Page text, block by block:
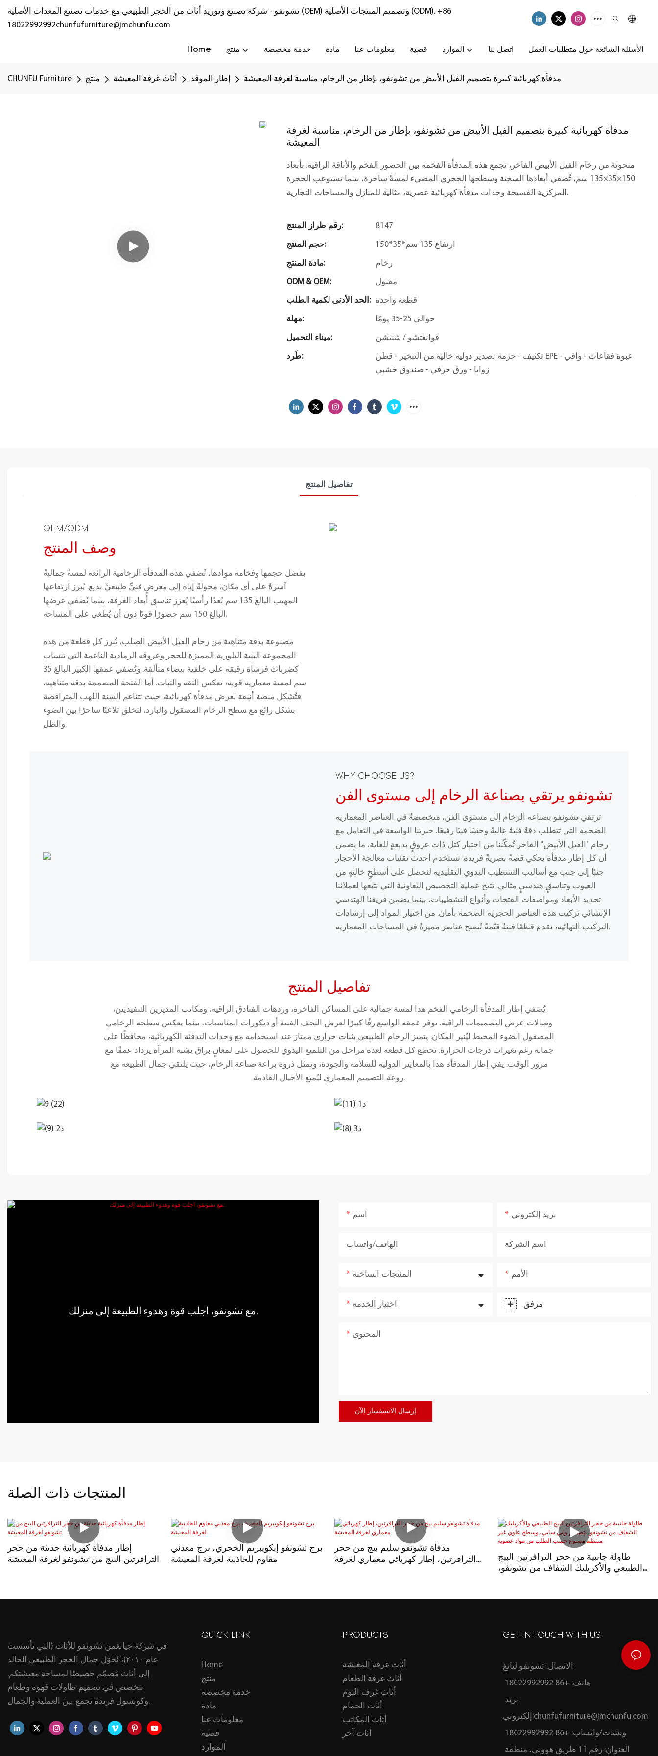
تشونفو - شركة تصنيع وتوريد أثاث من الحجر الطبيعي مع خدمات تصنيع المعدات الأصلية (OEM) وتصميم المنتجات الأصلية (ODM). +86
18022992992chunfufurniture@jmchunfu.com
Home منتج خدمة مخصصة مادة معلومات عنا قضية الموارد اتصل بنا الأسئلة الشائعة حول متطلبات العمل
CHUNFU Furniture منتج أثاث غرفة المعيشة إطار الموقد مدفأة كهربائية كبيرة بتصميم الفيل الأبيض من تشونفو، بإطار من الرخام، مناسبة لغرفة المعيشة
مدفأة كهربائية كبيرة بتصميم الفيل الأبيض من تشونفو، بإطار من الرخام، مناسبة لغرفة
المعيشة
منحوتة من رخام الفيل الأبيض الفاخر، تجمع هذه المدفأة الفخمة بين الحضور الفخم والأناقة الراقية. بأبعاد
150×35×135 سم، تُضفي أبعادها السخية وسطحها الحجري المضيء لمسةً ساحرة، بينما تستوعب الحجرة
المركزية الفسيحة وحدات مدفأة كهربائية عصرية، مثالية للمنازل والمساحات التجارية.
رقم طراز المنتج: 8147
حجم المنتج: 150*35*ارتفاع 135 سم
مادة المنتج: رخام
ODM & OEM: مقبول
الحد الأدنى لكمية الطلب: قطعة واحدة
مهلة: حوالي 25-35 يومًا
ميناء التحميل: قوانغتشو / شنتشن
طَرد:
تكثيف - حزمة تصدير دولية خالية من التبخير - قطن EPE - عبوة فقاعات - واقي
زوايا - ورق حرفي - صندوق خشبي
تفاصيل المنتج
OEM/ODM
وصف المنتج
بفضل حجمها وفخامة موادها، تُضفي هذه المدفأة الرخامية الرائعة لمسةً جماليةً
آسرةً على أي مكان، محولةً إياه إلى معرضٍ فنيٍّ طبيعيٍّ بديع. يُبرز ارتفاعها
المهيب البالغ 135 سم بُعدًا رأسيًا يُعزز تناسق أبعاد الغرفة، بينما يُضفي عرضها
البالغ 150 سم حضورًا قويًا دون أن يُطغى على المساحة.
مصنوعة بدقة متناهية من رخام الفيل الأبيض الصلب، تُبرز كل قطعة من هذه
المجموعة البنية البلورية المميزة للحجر وعروقه الرمادية الناعمة التي تنساب
كضربات فرشاة رقيقة على خلفية بيضاء متألقة. ويُضفي عمقها الكبير البالغ 35
سم لمسة معمارية قوية، تعكس الثقة والثبات. أما الفتحة المصممة بدقة متناهية،
فتُشكل منصة أنيقة لعرض مدفأة كهربائية، حيث تتناغم ألسنة اللهب المتراقصة
بشكل رائع مع سطح الرخام المصقول والبارد، لتخلق تلاعبًا ساحرًا بين الضوء
والظل.
WHY CHOOSE US?
تشونفو يرتقي بصناعة الرخام إلى مستوى الفن
ترتقي تشونفو بصناعة الرخام إلى مستوى الفن، متخصصةً في العناصر المعمارية
الضخمة التي تتطلب دقةً فنيةً عاليةً وحسًا فنيًا رفيعًا. خبرتنا الواسعة في التعامل مع
رخام "الفيل الأبيض" الفاخر تُمكّننا من اختيار كتل ذات عروقٍ بديعةٍ للغاية، ما يضمن
أن كل إطار مدفأة يحكي قصةً بصريةً فريدة. نستخدم أحدث تقنيات معالجة الأحجار
جنبًا إلى جنب مع أساليب التشطيب اليدوي التقليدية لنحصل على أسطحٍ خاليةٍ من
العيوب وتناسقٍ هندسيٍ مثالي. تتيح عملية التخصيص التعاونية التي نتبعها لعملائنا
تحديد الأبعاد ومواصفات الفتحات وأنواع التشطيبات، بينما يضمن فريقنا الهندسي
الإنشائي تركيب هذه العناصر الحجرية الضخمة بأمان. من اختيار المواد إلى إرشادات
التركيب النهائية، نقدم قطعًا فنيةً قيّمةً تُصبح عناصر مميزةً في المساحات المعمارية.
تفاصيل المنتج
يُضفي إطار المدفأة الرخامي الفخم هذا لمسة جمالية على المساكن الفاخرة، وردهات الفنادق الراقية، ومكاتب المديرين التنفيذيين،
وصالات عرض التصميمات الراقية. يوفر عمقه الواسع رفًا كبيرًا لعرض التحف الفنية أو ديكورات المناسبات، بينما يعكس سطحه الرخامي
المصقول الضوء المحيط ليُنير المكان. يتميز الرخام الطبيعي بثبات حراري ممتاز عند استخدامه مع وحدات التدفئة الكهربائية، محافظًا على
جماله رغم تغيرات درجات الحرارة. تخضع كل قطعة لعدة مراحل من التلميع اليدوي للحصول على لمعانٍ براق يشبه المرآة يزداد عمقًا مع
مرور الوقت. يفي إطار المدفأة هذا بالمعايير الدولية للسلامة والجودة، ويمثل ذروة براعة صناعة الرخام، حيث يلتقي جمال الطبيعة مع
روعة التصميم المعماري ليُمتع الأجيال القادمة.
مع تشونفو، اجلب قوة وهدوء الطبيعة إلى منزلك.
اسم بريد إلكتروني
الهاتف/واتساب اسم الشركة
المنتجات الساخنة الأمم
اختيار الخدمة مرفق
المحتوى
إرسال الاستفسار الآن
المنتجات ذات الصلة
إطار مدفأة كهربائية حديثة من حجر
الترافرتين البيج من تشونفو لغرفة المعيشة
برج تشونفو إيكويبريم الحجري، برج معدني
مقاوم للجاذبية لغرفة المعيشة
مدفأة تشونفو سليم بيج من حجر
الترافرتين، إطار كهربائي معماري لغرفة
طاولة جانبية من حجر الترافرتين البيج
الطبيعي والأكريليك الشفاف من تشونفو،
في شركة جيانغمن تشونفو للأثاث (التي تأسست
عام ٢٠١٠)، نُحوّل جمال الحجر الطبيعي الخالد
إلى أثاث مُصمّم خصيصًا لمساحة معيشتكم.
نتخصص في تصميم طاولات قهوة وطعام
وكونسول فريدة تجمع بين العملية والجمال.
QUICK LINK
Home
منتج
خدمة مخصصة
مادة
معلومات عنا
قضية
الموارد
PRODUCTS
أثاث غرفة المعيشة
أثاث غرفة الطعام
أثاث غرف النوم
أثاث الحمام
أثاث المكاتب
أثاث آخر
GET IN TOUCH WITH US
الاتصال: تشونفو ليانغ
هاتف: +86 18022992992
إلكتروني:chunfufurniture@jmchunfu.com
ويشات/واتساب: +86 18022992992